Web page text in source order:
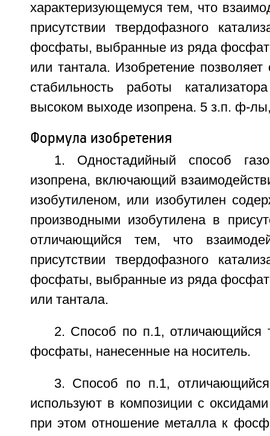
характеризующемуся тем, что
присутствии твердофазного
фосфаты, выбранные из ряда
или тантала. Изобретение
стабильность работы
высоком выходе изопрена. 5 з.п. ф-
Формула изобретения
1. Одностадийный способ
изопрена, включающий
изобутиленом, или изобутилен
производными изобутилена в
отличающийся тем, что
присутствии твердофазного
фосфаты, выбранные из ряда
или тантала.
2. Способ по п.1, отличающийся
фосфаты, нанесенные на носитель.
3. Способ по п.1,
используют в композиции с
при этом отношение металла к